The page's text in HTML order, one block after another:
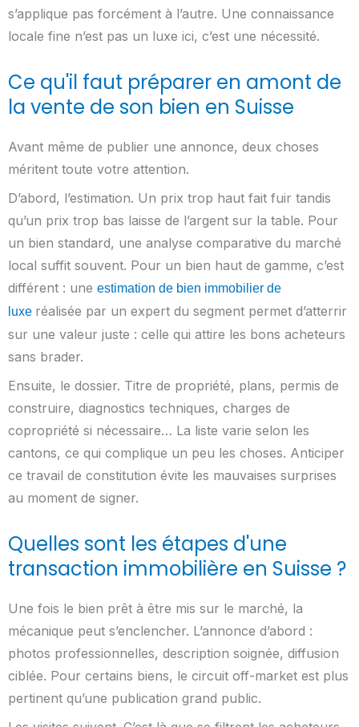
s’applique pas forcément à l’autre. Une connaissance
locale fine n’est pas un luxe ici, c’est une nécessité.
Ce qu'il faut préparer en amont de
la vente de son bien en Suisse
Avant même de publier une annonce, deux choses
méritent toute votre attention.
D’abord, l’estimation. Un prix trop haut fait fuir tandis
qu’un prix trop bas laisse de l’argent sur la table. Pour
un bien standard, une analyse comparative du marché
local suffit souvent. Pour un bien haut de gamme, c’est
différent : une estimation de bien immobilier de
luxe réalisée par un expert du segment permet d’atterrir
sur une valeur juste : celle qui attire les bons acheteurs
sans brader.
Ensuite, le dossier. Titre de propriété, plans, permis de
construire, diagnostics techniques, charges de
copropriété si nécessaire… La liste varie selon les
cantons, ce qui complique un peu les choses. Anticiper
ce travail de constitution évite les mauvaises surprises
au moment de signer.
Quelles sont les étapes d'une
transaction immobilière en Suisse ?
Une fois le bien prêt à être mis sur le marché, la
mécanique peut s’enclencher. L’annonce d’abord :
photos professionnelles, description soignée, diffusion
ciblée. Pour certains biens, le circuit off-market est plus
pertinent qu’une publication grand public.